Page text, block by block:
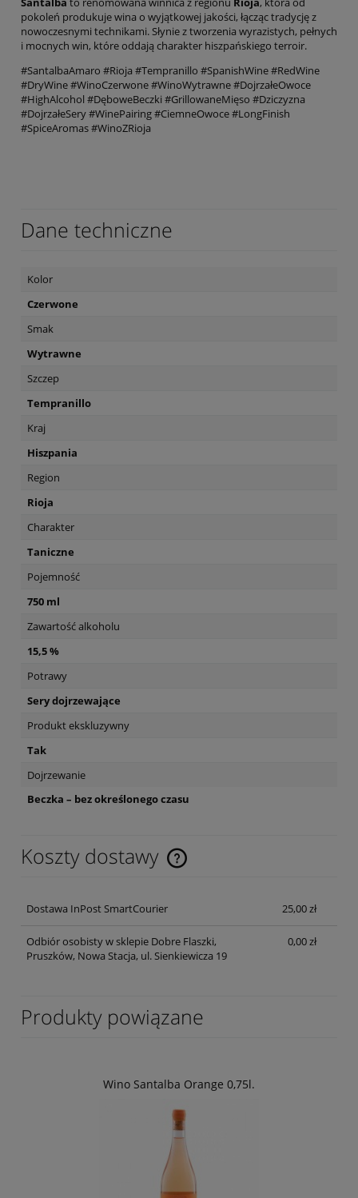
pokoleń produkuje wina o wyjątkowej jakości, łącząc tradycję z
nowoczesnymi technikami. Słynie z tworzenia wyrazistych, pełnych
i mocnych win, które oddają charakter hiszpańskiego terroir.
#SantalbaAmaro #Rioja #Tempranillo #SpanishWine #RedWine
#DryWine #WinoCzerwone #WinoWytrawne #DojrzałeOwoce
#HighAlcohol #DęboweBeczki #GrillowaneMięso #Dziczyzna
#DojrzałeSery #WinePairing #CiemneOwoce #LongFinish
#SpiceAromas #WinoZRioja
Dane techniczne
Kolor
Czerwone
Smak
Wytrawne
Szczep
Tempranillo
Kraj
Hiszpania
Region
Rioja
Charakter
Taniczne
Pojemność
750 ml
Zawartość alkoholu
15,5 %
Potrawy
Sery dojrzewające
Produkt ekskluzywny
Tak
Dojrzewanie
Beczka – bez określonego czasu
Koszty dostawy
Cena nie zawiera ewentualnych kosztów płatności
Dostawa InPost SmartCourier 25,00 zł
Odbiór osobisty w sklepie Dobre Flaszki,
Pruszków, Nowa Stacja, ul. Sienkiewicza 19
0,00 zł
Produkty powiązane
Wino Santalba Orange 0,75l.